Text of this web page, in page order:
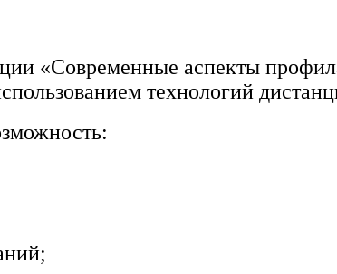
«Современные аспекты
технологий